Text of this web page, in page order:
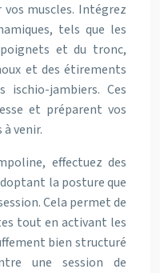
muscles. Intégrez
tels que les
et du tronc,
et des étirements
ischio-jambiers. Ces
et préparent vos
venir.
effectuez des
la posture que
Cela permet de
tout en activant les
bien structuré
une session de